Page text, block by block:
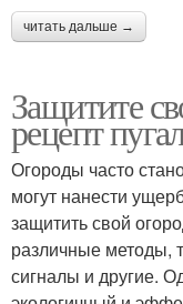
читать дальше →
Защитите
рецепт
Огороды часто
могут нанести
защитить свой
различные методы,
сигналы и другие.